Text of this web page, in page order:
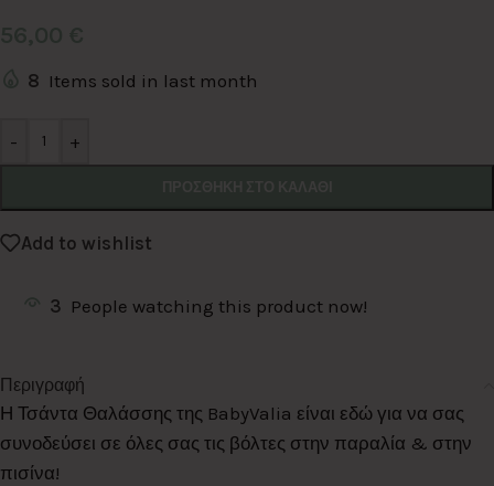
8 Items sold in last month
- +
Alternative:
Add to wishlist
3 People watching this product now!
Περιγραφή
Η Τσάντα Θαλάσσης της BabyValia είναι εδώ για να σας
συνοδεύσει σε όλες σας τις βόλτες στην παραλία & στην
πισίνα!